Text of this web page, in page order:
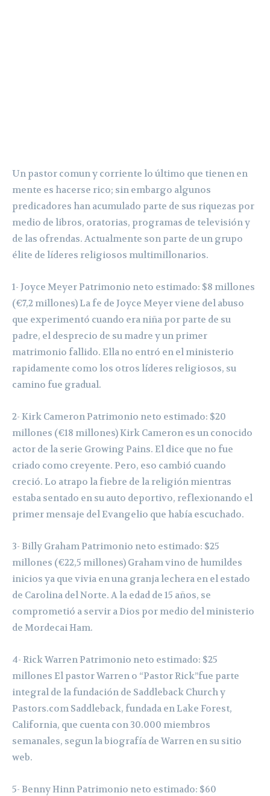
Un pastor comun y corriente lo último que tienen en
mente es hacerse rico; sin embargo algunos
predicadores han acumulado parte de sus riquezas por
medio de libros, oratorias, programas de televisión y
de las ofrendas. Actualmente son parte de un grupo
élite de líderes religiosos multimillonarios.
1- Joyce Meyer Patrimonio neto estimado: $8 millones
(€7,2 millones) La fe de Joyce Meyer viene del abuso
que experimentó cuando era niña por parte de su
padre, el desprecio de su madre y un primer
matrimonio fallido. Ella no entró en el ministerio
rapidamente como los otros líderes religiosos, su
camino fue gradual.
2- Kirk Cameron Patrimonio neto estimado: $20
millones (€18 millones) Kirk Cameron es un conocido
actor de la serie Growing Pains. El dice que no fue
criado como creyente. Pero, eso cambió cuando
creció. Lo atrapo la fiebre de la religión mientras
estaba sentado en su auto deportivo, reflexionando el
primer mensaje del Evangelio que había escuchado.
3- Billy Graham Patrimonio neto estimado: $25
millones (€22,5 millones) Graham vino de humildes
inicios ya que vivia en una granja lechera en el estado
de Carolina del Norte. A la edad de 15 años, se
comprometió a servir a Dios por medio del ministerio
de Mordecai Ham.
4- Rick Warren Patrimonio neto estimado: $25
millones El pastor Warren o “Pastor Rick”fue parte
integral de la fundación de Saddleback Church y
Pastors.com Saddleback, fundada en Lake Forest,
California, que cuenta con 30.000 miembros
semanales, segun la biografía de Warren en su sitio
web.
5- Benny Hinn Patrimonio neto estimado: $60